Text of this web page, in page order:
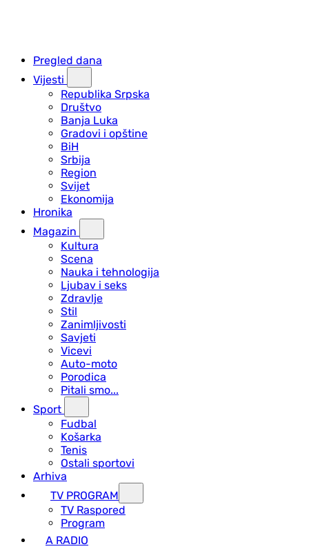
Pregled dana
Vijesti
Republika Srpska
Društvo
Banja Luka
Gradovi i opštine
BiH
Srbija
Region
Svijet
Ekonomija
Hronika
Magazin
Kultura
Scena
Nauka i tehnologija
Ljubav i seks
Zdravlje
Stil
Zanimljivosti
Savjeti
Vicevi
Auto-moto
Porodica
Pitali smo...
Sport
Fudbal
Košarka
Tenis
Ostali sportovi
Arhiva
TV PROGRAM
ТV Raspored
Program
A RADIO